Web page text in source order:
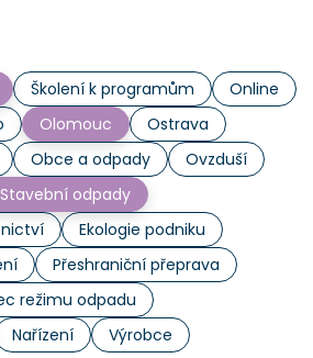
Školení k programům
Online
Olomouc
Ostrava
Obce a odpady
Ovzduší
Stavební odpady
Ekologie podniku
Přeshraniční přeprava
režimu odpadu
Nařízení
Výrobce